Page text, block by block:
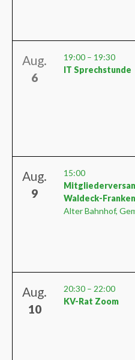
Aug.
6
19:00 – 19:30
IT Sprechstunde
Aug.
9
15:00
Waldeck-
Alter Bahnhof,
Aug.
10
20:30 – 22:00
KV-Rat Zoom